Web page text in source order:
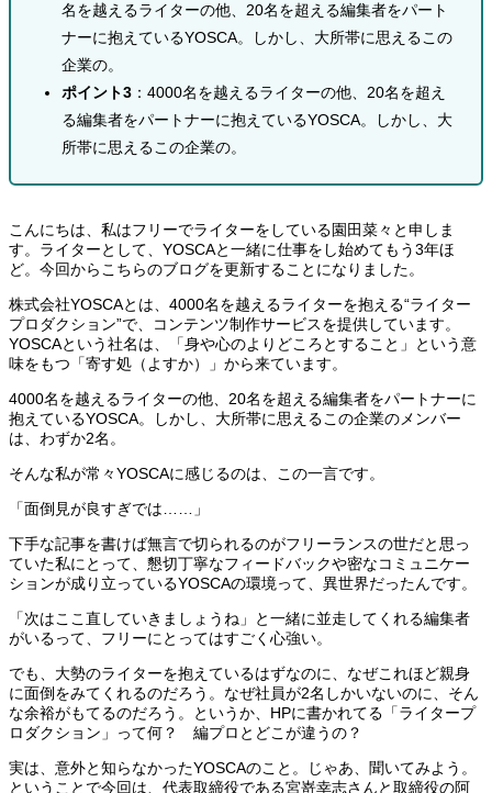
名を越えるライターの他、20名を超える編集者をパート
ナーに抱えているYOSCA。しかし、大所帯に思えるこの
企業の。
ポイント3 ：4000名を越えるライターの他、20名を超え
る編集者をパートナーに抱えているYOSCA。しかし、大
所帯に思えるこの企業の。
こんにちは、私はフリーでライターをしている園田菜々と申しま
す。ライターとして、YOSCAと一緒に仕事をし始めてもう3年ほ
ど。今回からこちらのブログを更新することになりました。
株式会社YOSCAとは、4000名を越えるライターを抱える“ライター
プロダクション”で、コンテンツ制作サービスを提供しています。
YOSCAという社名は、「身や心のよりどころとすること」という意
味をもつ「寄す処（よすか）」から来ています。
4000名を越えるライターの他、20名を超える編集者をパートナーに
抱えているYOSCA。しかし、大所帯に思えるこの企業のメンバー
は、わずか2名。
そんな私が常々YOSCAに感じるのは、この一言です。
「面倒見が良すぎでは……」
下手な記事を書けば無言で切られるのがフリーランスの世だと思っ
ていた私にとって、懇切丁寧なフィードバックや密なコミュニケー
ションが成り立っているYOSCAの環境って、異世界だったんです。
「次はここ直していきましょうね」と一緒に並走してくれる編集者
がいるって、フリーにとってはすごく心強い。
でも、大勢のライターを抱えているはずなのに、なぜこれほど親身
に面倒をみてくれるのだろう。なぜ社員が2名しかいないのに、そん
な余裕がもてるのだろう。というか、HPに書かれてる「ライタープ
ロダクション」って何？ 編プロとどこが違うの？
実は、意外と知らなかったYOSCAのこと。じゃあ、聞いてみよう。
ということで今回は、代表取締役である宮嵜幸志さんと取締役の阿